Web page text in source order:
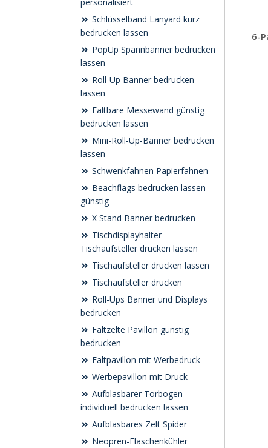
Schlüsselband Lanyard kurz
bedrucken lassen
PopUp Spannbanner bedrucken
lassen
Roll-Up Banner bedrucken
lassen
Faltbare Messewand günstig
bedrucken lassen
Mini-Roll-Up-Banner bedrucken
lassen
Schwenk­fahnen Papierfahnen
Beachflags bedrucken lassen
günstig
X Stand Banner bedrucken
Tischdisplayhalter
Tischaufsteller drucken lassen
Tischaufsteller drucken lassen
Tischaufsteller drucken
Roll-Ups Banner und Displays
bedrucken
Faltzelte Pavillon günstig
bedrucken
Faltpavillon mit Werbedruck
Werbepavillon mit Druck
Aufblasbarer Torbogen
individuell bedrucken lassen
Aufblasbares Zelt Spider
Neopren-Flaschenkühler
6-